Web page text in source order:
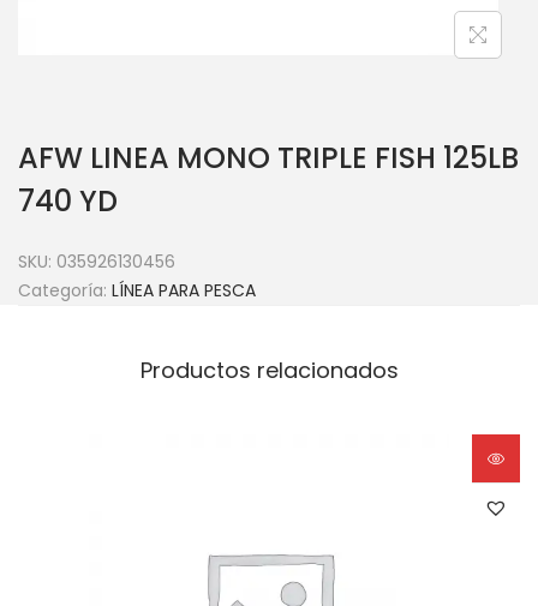
AFW LINEA MONO TRIPLE FISH 125LB
740 YD
SKU: 035926130456
Categoría: LÍNEA PARA PESCA
Productos relacionados